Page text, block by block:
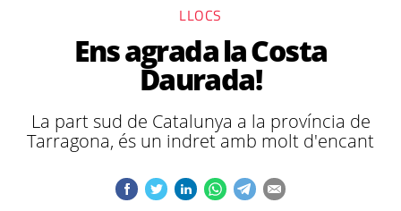
LLOCS
Ens agrada la Costa
Daurada!
La part sud de Catalunya a la província de
Tarragona, és un indret amb molt d'encant